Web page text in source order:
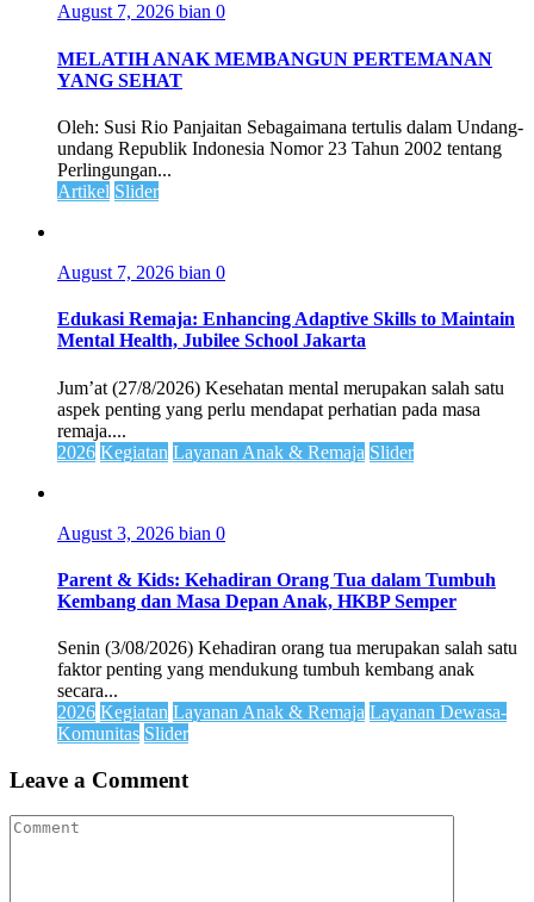
August 7, 2026 bian 0
MELATIH ANAK MEMBANGUN PERTEMANAN
YANG SEHAT
Oleh: Susi Rio Panjaitan Sebagaimana tertulis dalam Undang-
undang Republik Indonesia Nomor 23 Tahun 2002 tentang
Perlingungan...
Artikel Slider
August 7, 2026 bian 0
Edukasi Remaja: Enhancing Adaptive Skills to Maintain
Mental Health, Jubilee School Jakarta
Jum’at (27/8/2026) Kesehatan mental merupakan salah satu
aspek penting yang perlu mendapat perhatian pada masa
remaja....
2026 Kegiatan Layanan Anak & Remaja Slider
August 3, 2026 bian 0
Parent & Kids: Kehadiran Orang Tua dalam Tumbuh
Kembang dan Masa Depan Anak, HKBP Semper
Senin (3/08/2026) Kehadiran orang tua merupakan salah satu
faktor penting yang mendukung tumbuh kembang anak
secara...
2026 Kegiatan Layanan Anak & Remaja Layanan Dewasa-
Komunitas Slider
Leave a Comment